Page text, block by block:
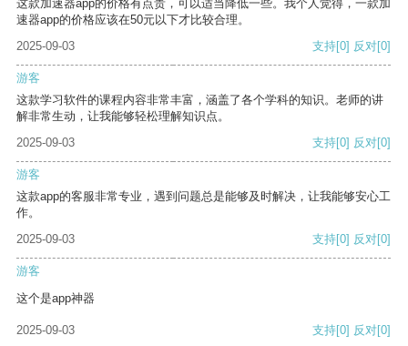
这款加速器app的价格有点贵，可以适当降低一些。我个人觉得，一款加
速器app的价格应该在50元以下才比较合理。
2025-09-03
支持[0] 反对[0]
游客
这款学习软件的课程内容非常丰富，涵盖了各个学科的知识。老师的讲
解非常生动，让我能够轻松理解知识点。
2025-09-03
支持[0] 反对[0]
游客
这款app的客服非常专业，遇到问题总是能够及时解决，让我能够安心工
作。
2025-09-03
支持[0] 反对[0]
游客
这个是app神器
2025-09-03 支持[0] 反对[0]